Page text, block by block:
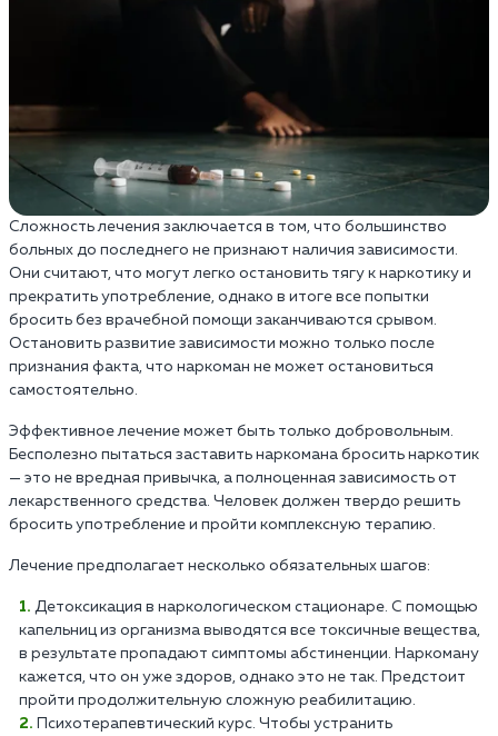
Сложность лечения заключается в том, что большинство
больных до последнего не признают наличия зависимости.
Они считают, что могут легко остановить тягу к наркотику и
прекратить употребление, однако в итоге все попытки
бросить без врачебной помощи заканчиваются срывом.
Остановить развитие зависимости можно только после
признания факта, что наркоман не может остановиться
самостоятельно.
Эффективное лечение может быть только добровольным.
Бесполезно пытаться заставить наркомана бросить наркотик
— это не вредная привычка, а полноценная зависимость от
лекарственного средства. Человек должен твердо решить
бросить употребление и пройти комплексную терапию.
Лечение предполагает несколько обязательных шагов:
Детоксикация в наркологическом стационаре. С помощью
капельниц из организма выводятся все токсичные вещества,
в результате пропадают симптомы абстиненции. Наркоману
кажется, что он уже здоров, однако это не так. Предстоит
пройти продолжительную сложную реабилитацию.
Психотерапевтический курс. Чтобы устранить